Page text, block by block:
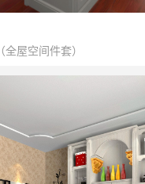
（全屋空间件套）